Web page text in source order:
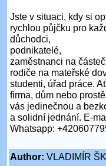
Jste v situaci, kdy si
rychlou půjčku pro
důchodci,
podnikatelé,
zaměstnanci na
rodiče na mateřské
studenti, úřad práce.
firma, dům nebo
vás jedinečnou a
a solidní jednání. E-
Whatsapp:
Author: VLADIMÍR